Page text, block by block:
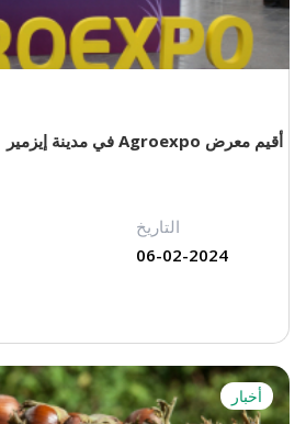
أقيم معرض Agroexpo في مدينة إيزمير
التاريخ
06-02-2024
أخبار